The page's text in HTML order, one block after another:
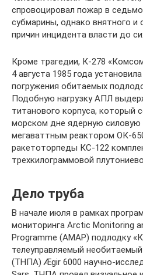
спровоцировал пожар в
субмарины, однако внятного и
причин инцидента власти до
Кроме трагедии, К-278
4 августа 1985 года
погружения обитаемых
Подобную нагрузку АПЛ
титанового корпуса, который
морском дне ядерную силовую
мегаваттным реактором ОК-
ракетоторпеды КС-122
трехкилограммовой
Дело труба
В начале июля в рамках
мониторинга Arctic Monitoring
Programme (AMAP) подлодку
телеуправляемый
(ТНПА) Ægir 6000 научно-